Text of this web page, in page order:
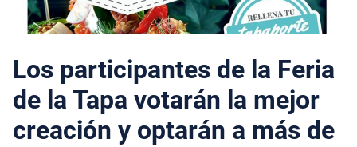
Los participantes de la Feria
de la Tapa votarán la mejor
creación y optarán a más de